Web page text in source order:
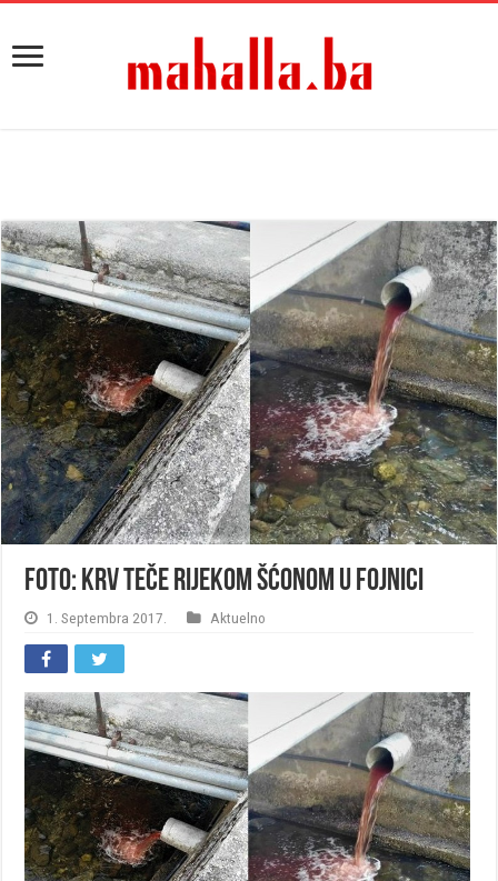
FOTO: Krv teče rijekom Šćonom u Fojnici
1. Septembra 2017. Aktuelno